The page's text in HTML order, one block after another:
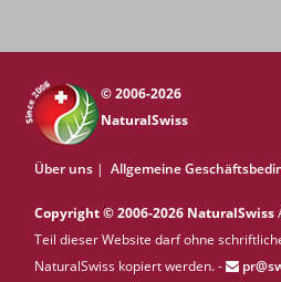
© 2006-2026
NaturalSwiss
Über uns | Allgemeine
Copyright © 2006-2026 NaturalSwiss
Teil dieser Website darf ohne
NaturalSwiss kopiert werden. -